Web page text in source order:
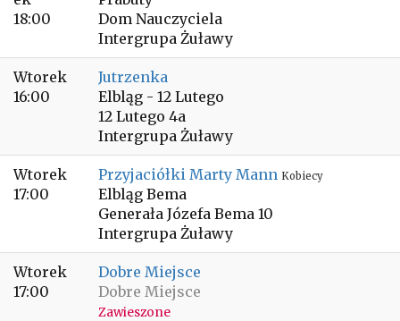
18:00
Dom Nauczyciela
Intergrupa Żuławy
Wtorek
16:00
Jutrzenka
Elbląg - 12 Lutego
12 Lutego 4a
Intergrupa Żuławy
Wtorek
17:00
Przyjaciółki Marty Mann Kobiecy
Elbląg Bema
Generała Józefa Bema 10
Intergrupa Żuławy
Wtorek
17:00
Dobre Miejsce
Dobre Miejsce
Zawieszone